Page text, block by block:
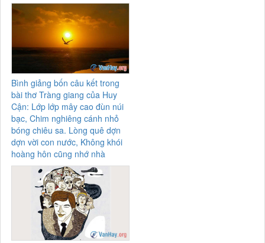
Bình giảng bốn câu kết trong
bài thơ Tràng giang của Huy
Cận: Lớp lớp mây cao đùn núi
bạc, Chim nghiêng cánh nhỏ
bóng chiêu sa. Lòng quê dợn
dợn vời con nước, Không khói
hoàng hôn cũng nhớ nhà